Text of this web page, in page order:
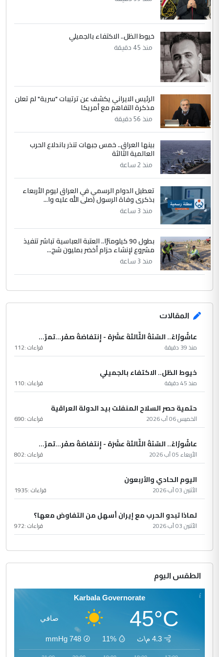
مضجعيك يابن الزنا (نص كامل)
سردار
التعليق : واحد من عصابة علي ماما يسقط
جنسية الرافد الثالث للعراق ومن اصول عريقة
ابا فرات ...
الموضوع :الجواهري يرد على صدام حسين سل
مضجعيك يابن الزنا (نص كامل)
خيوط الظل.. الاكتفاء بالجميلي
منذ 45 دقيقة
الرئيس الايراني يكشف عن ترتيبات "سرية" لم تعلن
مذكرة التفاهم مع أمريكا
منذ 56 دقيقة
بينها العراق.. خمس جبهات تنذر باندلاع الحرب
العالمية الثالثة
منذ 2 ساعة
تعطيل الدوام الرسمي في العراق ليوم الأربعاء
بذكرى وفاة الرسول (صلى الله عليه وا...
منذ 3 ساعة
بطول 90 كيلومترًا.. العتبة العباسية تباشر تنفيذ
مشروع لإنشاء حزام أخضر بمليون شج...
منذ 3 ساعة
المقالات
عاشُورْاءُ.. السّنَةُ الثّالثةَ عشَرَة - إِنتفاضةُ صفَر…تمرّ...
منذ 39 دقيقة قراءات :112
خيوط الظل.. الاكتفاء بالجميلي
منذ 45 دقيقة قراءات :110
حتمية حصر السلاح المنفلت بيد الدولة العراقية
الخميس 06 آب 2026 قراءات :690
عاشُورْاءُ.. السّنَةُ الثّالثةَ عشَرَة - إِنتفاضةُ صفَر…تمرّ...
الأربعاء 05 آب 2026 قراءات :802
اليوم الحادي والأربعون
الأثنين 03 آب 2026 قراءات :1935
لماذا تبدو الحرب مع إيران أسهل من التفاوض معها؟
الأثنين 03 آب 2026 قراءات :972
الطقس اليوم
Karbala Governorate
45°C صافي
4.3 م\ث 11%
748
mmHg